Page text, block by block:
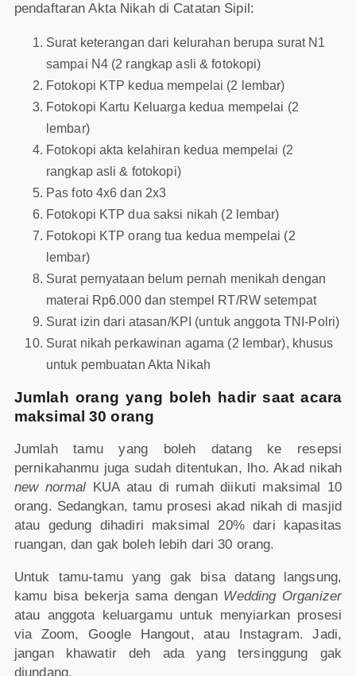
pendaftaran Akta Nikah di Catatan Sipil:
Surat keterangan dari kelurahan berupa surat N1
sampai N4 (2 rangkap asli & fotokopi)
Fotokopi KTP kedua mempelai (2 lembar)
Fotokopi Kartu Keluarga kedua mempelai (2
lembar)
Fotokopi akta kelahiran kedua mempelai (2
rangkap asli & fotokopi)
Pas foto 4x6 dan 2x3
Fotokopi KTP dua saksi nikah (2 lembar)
Fotokopi KTP orang tua kedua mempelai (2
lembar)
Surat pernyataan belum pernah menikah dengan
materai Rp6.000 dan stempel RT/RW setempat
Surat izin dari atasan/KPI (untuk anggota TNI-Polri)
Surat nikah perkawinan agama (2 lembar), khusus
untuk pembuatan Akta Nikah
Jumlah orang yang boleh hadir saat acara
maksimal 30 orang
Jumlah tamu yang boleh datang ke resepsi
pernikahanmu juga sudah ditentukan, lho. Akad nikah
new normal
KUA atau di rumah diikuti maksimal 10
orang. Sedangkan, tamu prosesi akad nikah di masjid
atau gedung dihadiri maksimal 20% dari kapasitas
ruangan, dan gak boleh lebih dari 30 orang.
Untuk tamu-tamu yang gak bisa datang langsung,
kamu bisa bekerja sama dengan Wedding Organizer
atau anggota keluargamu untuk menyiarkan prosesi
via Zoom, Google Hangout, atau Instagram. Jadi,
jangan khawatir deh ada yang tersinggung gak
diundang.